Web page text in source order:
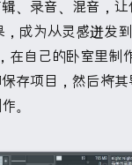
、录音、混音，
成为从灵感迸发
在自己的卧室里制
存项目，然后将
。